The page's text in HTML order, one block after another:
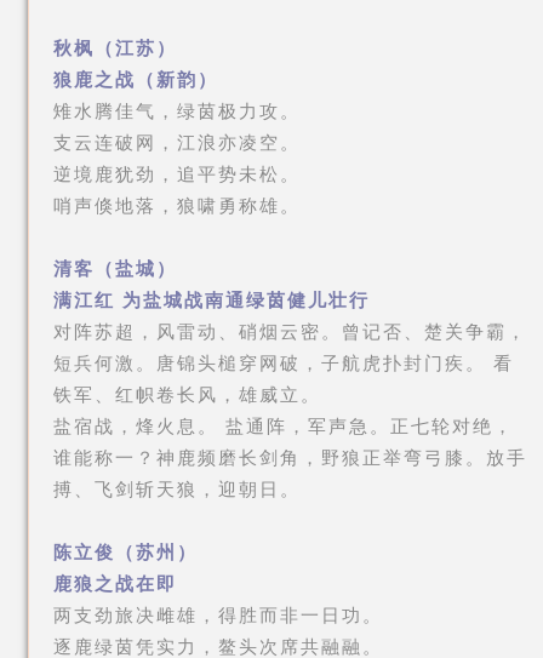
秋枫（江苏）
狼鹿之战（新韵）
雉水腾佳气，绿茵极力攻。
支云连破网，江浪亦凌空。
逆境鹿犹劲，追平势未松。
哨声倏地落，狼啸勇称雄。
清客（盐城）
满江红 为盐城战南通绿茵健儿壮行
对阵苏超，风雷动、硝烟云密。曾记否、楚关争霸，
短兵何激。唐锦头槌穿网破，子航虎扑封门疾。 看
铁军、红帜卷长风，雄威立。
盐宿战，烽火息。 盐通阵，军声急。正七轮对绝，
谁能称一？神鹿频磨长剑角，野狼正举弯弓膝。放手
搏、飞剑斩天狼，迎朝日。
陈立俊（苏州）
鹿狼之战在即
两支劲旅决雌雄，得胜而非一日功。
逐鹿绿茵凭实力，鳌头次席共融融。